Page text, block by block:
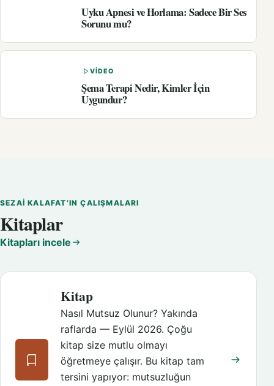
Uyku Apnesi ve Horlama: Sadece Bir Ses
Sorunu mu?
VIDEO
Şema Terapi Nedir, Kimler İçin
Uygundur?
SEZAI KALAFAT’IN ÇALIŞMALARI
Kitaplar
Kitapları incele
Kitap
Nasıl Mutsuz Olunur? Yakında
raflarda — Eylül 2026. Çoğu
kitap size mutlu olmayı
öğretmeye çalışır. Bu kitap tam
tersini yapıyor: mutsuzluğun